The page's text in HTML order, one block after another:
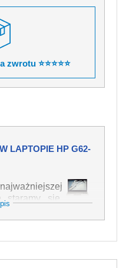
⭐⭐⭐⭐⭐
LAPTOPIE HP G62-
staramy się,
Służy
lub obrazu w
Do